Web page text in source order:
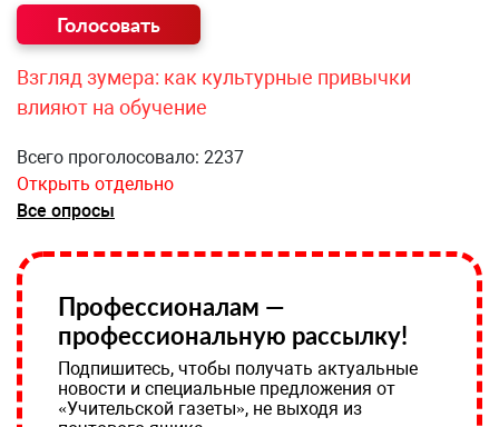
Взгляд зумера: как культурные привычки
влияют на обучение
Всего проголосовало: 2237
Открыть отдельно
Все опросы
Профессионалам —
профессиональную рассылку!
Подпишитесь, чтобы получать актуальные
новости и специальные предложения от
«Учительской газеты», не выходя из